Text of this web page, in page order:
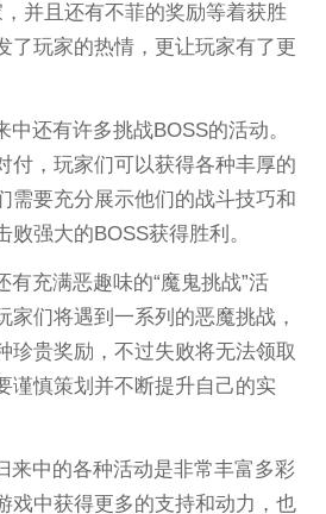
并且还有不菲的奖励等着获胜
了玩家的热情，更让玩家有了更
中还有许多挑战BOSS的活动。
付，玩家们可以获得各种丰厚的
需要充分展示他们的战斗技巧和
败强大的BOSS获得胜利。
有充满恶趣味的“魔鬼挑战”活
家们将遇到一系列的恶魔挑战，
珍贵奖励，不过失败将无法领取
谨慎策划并不断提升自己的实
来中的各种活动是非常丰富多彩
戏中获得更多的支持和动力，也